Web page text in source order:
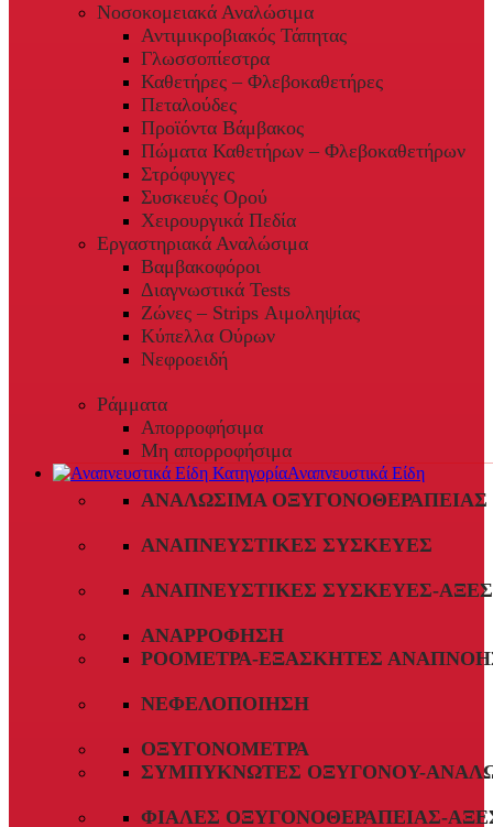
Νοσοκομειακά Αναλώσιμα
Αντιμικροβιακός Τάπητας
Γλωσσοπίεστρα
Καθετήρες – Φλεβοκαθετήρες
Πεταλούδες
Προϊόντα Βάμβακος
Πώματα Καθετήρων – Φλεβοκαθετήρων
Στρόφυγγες
Συσκευές Ορού
Χειρουργικά Πεδία
Εργαστηριακά Αναλώσιμα
Βαμβακοφόροι
Διαγνωστικά Tests
Ζώνες – Strips Αιμοληψίας
Κύπελλα Ούρων
Νεφροειδή
Ράμματα
Απορροφήσιμα
Μη απορροφήσιμα
Αναπνευστικά Είδη
ΑΝΑΛΏΣΙΜΑ ΟΞΥΓΟΝΟΘΕΡΑΠΕΊΑΣ
ΑΝΑΠΝΕΥΣΤΙΚΈΣ ΣΥΣΚΕΥΈΣ
ΑΝΑΠΝΕΥΣΤΙΚΈΣ ΣΥΣΚΕΥΈΣ-
ΑΝΑΡΡΌΦΗΣΗ
ΡΟΌΜΕΤΡΑ-ΕΞΑΣΚΗΤΈΣ
ΝΕΦΕΛΟΠΟΊΗΣΗ
ΟΞΥΓΟΝΌΜΕΤΡΑ
ΣΥΜΠΥΚΝΩΤΈΣ ΟΞΥΓΌΝΟΥ-
ΦΙΆΛΕΣ ΟΞΥΓΟΝΟΘΕΡΑΠΕΊΑΣ-